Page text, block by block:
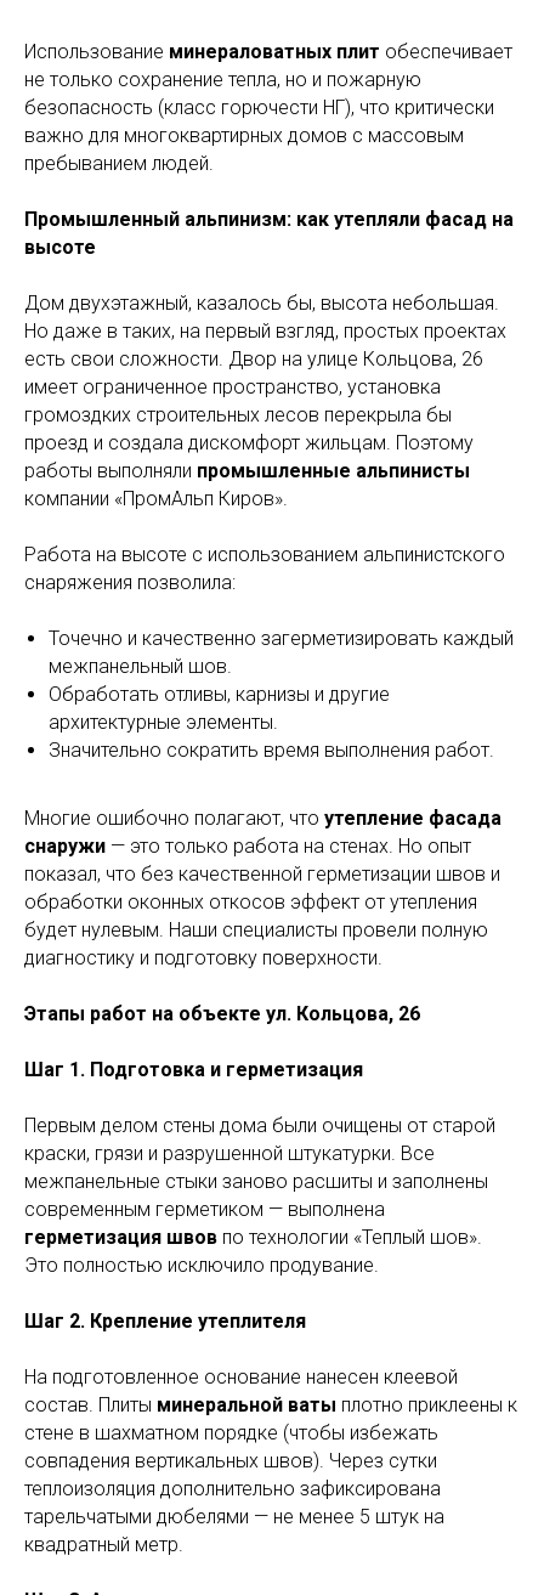
Использование минераловатных плит обеспечивает
не только сохранение тепла, но и пожарную
безопасность (класс горючести НГ), что критически
важно для многоквартирных домов с массовым
пребыванием людей.
Промышленный альпинизм: как утепляли фасад на
высоте
Дом двухэтажный, казалось бы, высота небольшая.
Но даже в таких, на первый взгляд, простых проектах
есть свои сложности. Двор на улице Кольцова, 26
имеет ограниченное пространство, установка
громоздких строительных лесов перекрыла бы
проезд и создала дискомфорт жильцам. Поэтому
работы выполняли промышленные альпинисты
компании «ПромАльп Киров».
Работа на высоте с использованием альпинистского
снаряжения позволила:
Точечно и качественно загерметизировать каждый
межпанельный шов.
Обработать отливы, карнизы и другие
архитектурные элементы.
Значительно сократить время выполнения работ.
Многие ошибочно полагают, что утепление фасада
снаружи — это только работа на стенах. Но опыт
показал, что без качественной герметизации швов и
обработки оконных откосов эффект от утепления
будет нулевым. Наши специалисты провели полную
диагностику и подготовку поверхности.
Этапы работ на объекте ул. Кольцова, 26
Шаг 1. Подготовка и герметизация
Первым делом стены дома были очищены от старой
краски, грязи и разрушенной штукатурки. Все
межпанельные стыки заново расшиты и заполнены
современным герметиком — выполнена
герметизация швов по технологии «Теплый шов».
Это полностью исключило продувание.
Шаг 2. Крепление утеплителя
На подготовленное основание нанесен клеевой
состав. Плиты минеральной ваты плотно приклеены к
стене в шахматном порядке (чтобы избежать
совпадения вертикальных швов). Через сутки
теплоизоляция дополнительно зафиксирована
тарельчатыми дюбелями — не менее 5 штук на
квадратный метр.